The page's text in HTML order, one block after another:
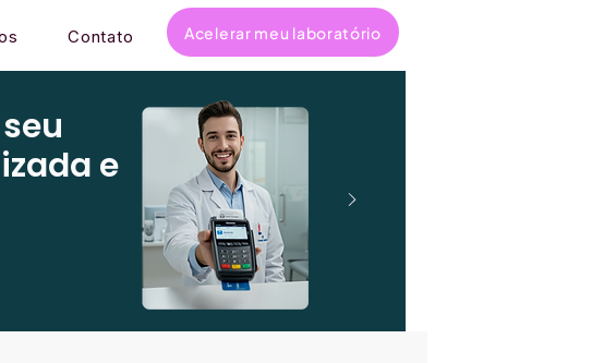
Contato Acelerar meu laboratório
e